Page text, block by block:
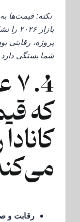
پروژه، رقابتی
شما بستگی
که
رقابت و